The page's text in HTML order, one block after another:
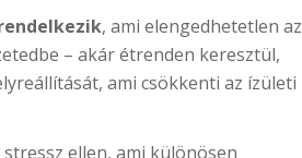
, ami elengedhetetlen az
– akár étrenden keresztül,
ami csökkenti az ízületi
ellen, ami különösen